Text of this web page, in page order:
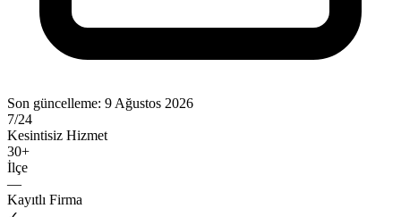
Son güncelleme: 9 Ağustos 2026
7/24
Kesintisiz Hizmet
30+
İlçe
—
Kayıtlı Firma